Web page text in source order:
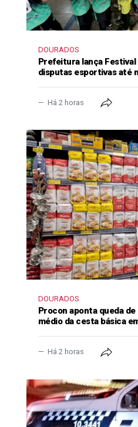
DOURADOS
Prefeitura lança
disputas esportivas até
Há 2 horas
DOURADOS
Procon aponta queda
médio da cesta básica
Há 2 horas